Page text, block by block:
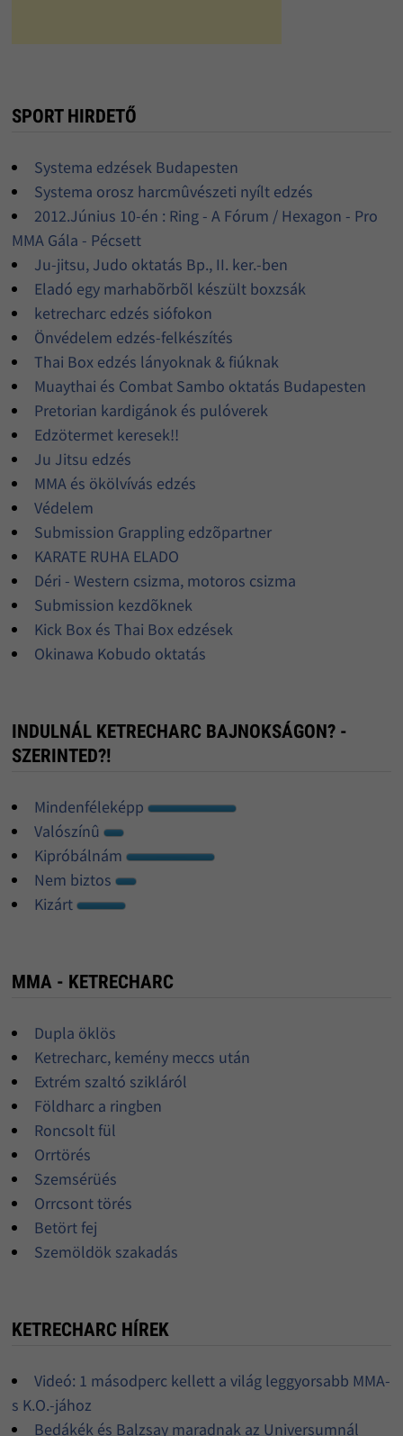
SPORT HIRDETŐ
Systema edzések Budapesten
Systema orosz harcmûvészeti nyílt edzés
2012.Június 10-én : Ring - A Fórum / Hexagon - Pro
MMA Gála - Pécsett
Ju-jitsu, Judo oktatás Bp., II. ker.-ben
Eladó egy marhabõrbõl készült boxzsák
ketrecharc edzés siófokon
Önvédelem edzés-felkészítés
Thai Box edzés lányoknak & fiúknak
Muaythai és Combat Sambo oktatás Budapesten
Pretorian kardigánok és pulóverek
Edzötermet keresek!!
Ju Jitsu edzés
MMA és ökölvívás edzés
Védelem
Submission Grappling edzõpartner
KARATE RUHA ELADO
Déri - Western csizma, motoros csizma
Submission kezdõknek
Kick Box és Thai Box edzések
Okinawa Kobudo oktatás
INDULNÁL KETRECHARC BAJNOKSÁGON? -
SZERINTED?!
Mindenféleképp
Valószínû
Kipróbálnám
Nem biztos
Kizárt
MMA - KETRECHARC
Dupla öklös
Ketrecharc, kemény meccs után
Extrém szaltó szikláról
Földharc a ringben
Roncsolt fül
Orrtörés
Szemsérüés
Orrcsont törés
Betört fej
Szemöldök szakadás
KETRECHARC HÍREK
Videó: 1 másodperc kellett a világ leggyorsabb MMA-
s K.O.-jához
Bedákék és Balzsay maradnak az Universumnál